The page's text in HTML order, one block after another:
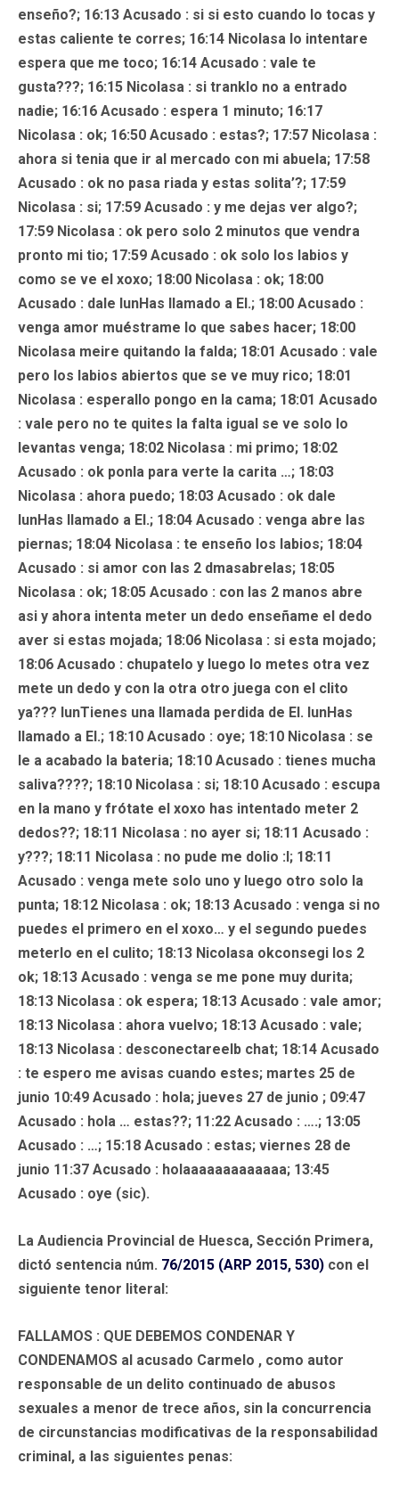
enseño?; 16:13 Acusado : si si esto cuando lo tocas y
estas caliente te corres; 16:14 Nicolasa lo intentare
espera que me toco; 16:14 Acusado : vale te
gusta???; 16:15 Nicolasa : si tranklo no a entrado
nadie; 16:16 Acusado : espera 1 minuto; 16:17
Nicolasa : ok; 16:50 Acusado : estas?; 17:57 Nicolasa :
ahora si tenia que ir al mercado con mi abuela; 17:58
Acusado : ok no pasa riada y estas solita’?; 17:59
Nicolasa : si; 17:59 Acusado : y me dejas ver algo?;
17:59 Nicolasa : ok pero solo 2 minutos que vendra
pronto mi tio; 17:59 Acusado : ok solo los labios y
como se ve el xoxo; 18:00 Nicolasa : ok; 18:00
Acusado : dale lunHas llamado a EI.; 18:00 Acusado :
venga amor muéstrame lo que sabes hacer; 18:00
Nicolasa meire quitando la falda; 18:01 Acusado : vale
pero los labios abiertos que se ve muy rico; 18:01
Nicolasa : esperallo pongo en la cama; 18:01 Acusado
: vale pero no te quites la falta igual se ve solo lo
levantas venga; 18:02 Nicolasa : mi primo; 18:02
Acusado : ok ponla para verte la carita …; 18:03
Nicolasa : ahora puedo; 18:03 Acusado : ok dale
lunHas llamado a EI.; 18:04 Acusado : venga abre las
piernas; 18:04 Nicolasa : te enseño los labios; 18:04
Acusado : si amor con las 2 dmasabrelas; 18:05
Nicolasa : ok; 18:05 Acusado : con las 2 manos abre
asi y ahora intenta meter un dedo enseñame el dedo
aver si estas mojada; 18:06 Nicolasa : si esta mojado;
18:06 Acusado : chupatelo y luego lo metes otra vez
mete un dedo y con la otra otro juega con el clito
ya??? lunTienes una llamada perdida de EI. lunHas
llamado a EI.; 18:10 Acusado : oye; 18:10 Nicolasa : se
le a acabado la bateria; 18:10 Acusado : tienes mucha
saliva????; 18:10 Nicolasa : si; 18:10 Acusado : escupa
en la mano y frótate el xoxo has intentado meter 2
dedos??; 18:11 Nicolasa : no ayer si; 18:11 Acusado :
y???; 18:11 Nicolasa : no pude me dolio :I; 18:11
Acusado : venga mete solo uno y luego otro solo la
punta; 18:12 Nicolasa : ok; 18:13 Acusado : venga si no
puedes el primero en el xoxo… y el segundo puedes
meterlo en el culito; 18:13 Nicolasa okconsegi los 2
ok; 18:13 Acusado : venga se me pone muy durita;
18:13 Nicolasa : ok espera; 18:13 Acusado : vale amor;
18:13 Nicolasa : ahora vuelvo; 18:13 Acusado : vale;
18:13 Nicolasa : desconectareelb chat; 18:14 Acusado
: te espero me avisas cuando estes; martes 25 de
junio 10:49 Acusado : hola; jueves 27 de junio ; 09:47
Acusado : hola … estas??; 11:22 Acusado : ….; 13:05
Acusado : …; 15:18 Acusado : estas; viernes 28 de
junio 11:37 Acusado : holaaaaaaaaaaaaa; 13:45
Acusado : oye (sic).
La Audiencia Provincial de Huesca, Sección Primera,
dictó sentencia núm. 76/2015 (ARP 2015, 530) con el
siguiente tenor literal:
FALLAMOS : QUE DEBEMOS CONDENAR Y
CONDENAMOS al acusado Carmelo , como autor
responsable de un delito continuado de abusos
sexuales a menor de trece años, sin la concurrencia
de circunstancias modificativas de la responsabilidad
criminal, a las siguientes penas: